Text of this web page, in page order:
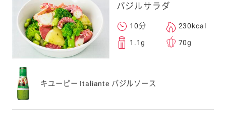
バジルサラダ
10分 230kcal
1.1g 70g
キユーピー Italiante バジルソース